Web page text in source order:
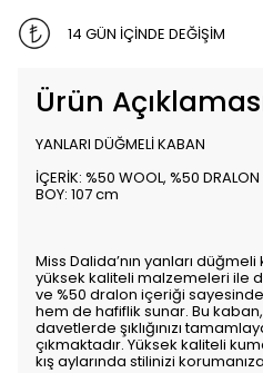
14 GÜN İÇİNDE DEĞİŞİM
Ürün
YANLARI DÜĞMELİ KABAN
İÇERİK: %50 WOOL, %50 DRALON
BOY: 107 cm
Miss Dalida’nın yanları düğmeli
yüksek kaliteli malzemeleri ile
ve %50 dralon içeriği
hem de hafiflik sunar. Bu
davetlerde şıklığınızı
çıkmaktadır. Yüksek kaliteli
kış aylarında stilinizi